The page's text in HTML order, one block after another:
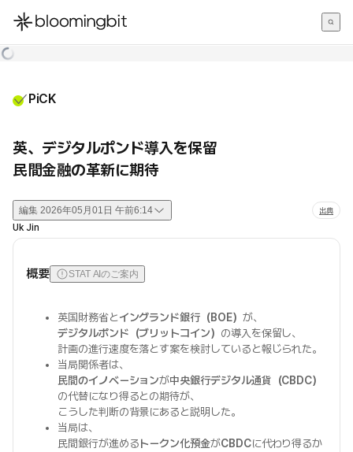
한국어
PiCK
英、デジタルポンド導入を保留
民間金融の革新に期待
編集 2026年05月01日 午前6:14 出典
Uk Jin
概要 STAT AIのご案内
英国財務省とイングランド銀行（BOE） が、
デジタルポンド（ブリットコイン） の導入を保留し、
計画の進行速度を落とす案を検討していると報じられた。
当局関係者は、
民間のイノベーションが中央銀行デジタル通貨（CBDC）
の代替になり得るとの期待が、
こうした判断の背景にあると説明した。
当局は、
民間銀行が進めるトークン化預金がCBDCに代わり得るか